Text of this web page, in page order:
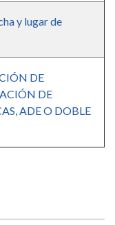
y lugar de
DE
DE
ADE O DOBLE